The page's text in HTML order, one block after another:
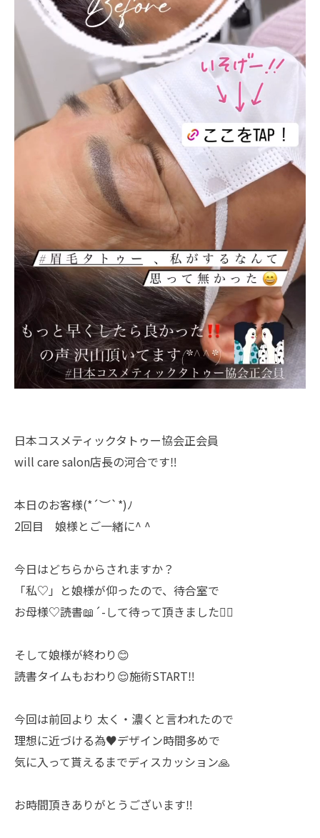
日本コスメティックタトゥー協会正会員
will care salon店長の河合です‼︎
本日のお客様(*´︶`*)ﾉ
2回目 娘様とご一緒に^ ^
今日はどちらからされますか？
「私♡」と娘様が仰ったので、待合室で
お母様♡読書📖´-して待って頂きました🙇‍♀️
そして娘様が終わり😊
読書タイムもおわり😌施術START‼️
今回は前回より 太く・濃くと言われたので
理想に近づける為♥️デザイン時間多めで
気に入って貰えるまでディスカッション🙏
お時間頂きありがとうございます‼️